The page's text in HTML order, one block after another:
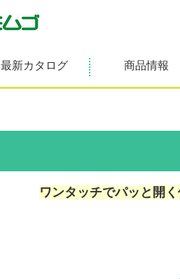
最新カタログ 商品情報
ワンタッチでパッと開